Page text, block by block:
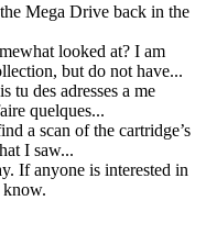
Mega Drive back in the
looked at? I am
, but do not have...
tu des adresses a me
quelques...
a scan of the cartridge’s
I saw...
If anyone is interested in